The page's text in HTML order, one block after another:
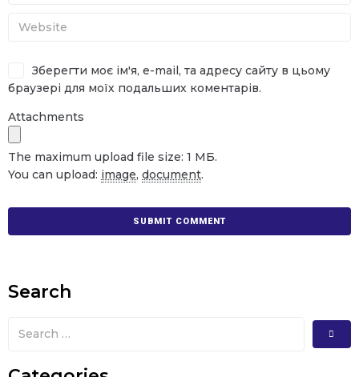
Зберегти моє ім'я, e-mail, та адресу сайту в цьому
браузері для моїх подальших коментарів.
Attachments
The maximum upload file size: 1 МБ.
You can upload: image, document.
Search